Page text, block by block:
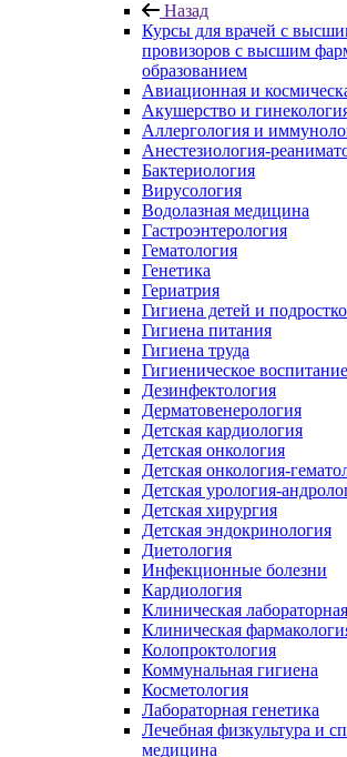
Назад
Курсы для врачей с
провизоров с высшим
образованием
Авиационная и
Акушерство и
Аллергология и
Анестезиология-
Бактериология
Вирусология
Водолазная медицина
Гастроэнтерология
Гематология
Генетика
Гериатрия
Гигиена детей и
Гигиена питания
Гигиена труда
Гигиеническое воспитание
Дезинфектология
Дерматовенерология
Детская кардиология
Детская онкология
Детская онкология-
Детская урология-
Детская хирургия
Детская эндокринология
Диетология
Инфекционные болезни
Кардиология
Клиническая
Клиническая
Колопроктология
Коммунальная гигиена
Косметология
Лабораторная генетика
Лечебная физкультура и
медицина